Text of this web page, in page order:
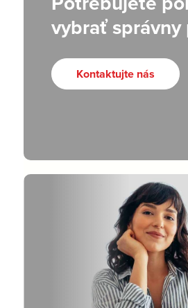
vybrať
Kontaktujte nás